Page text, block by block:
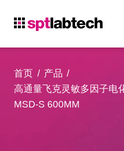
首页
产品
高通量飞克灵敏多因子电
MSD-S 600MM